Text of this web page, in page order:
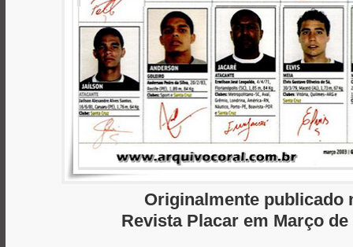
Originalmente publicado
Revista Placar em Março de